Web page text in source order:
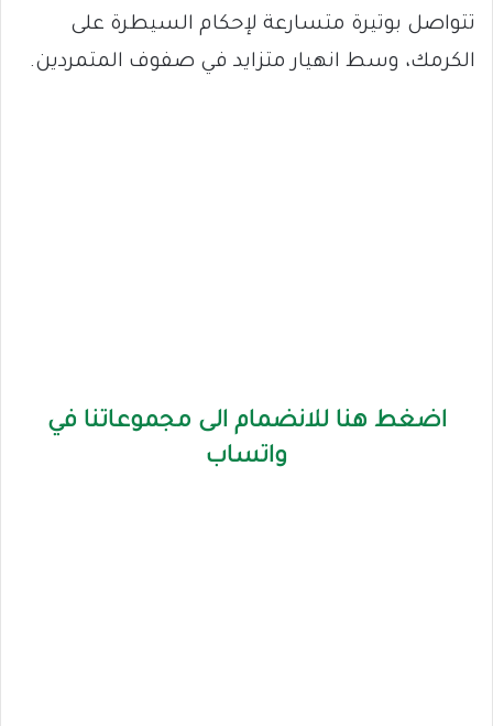
تتواصل بوتيرة متسارعة لإحكام السيطرة على
الكرمك، وسط انهيار متزايد في صفوف المتمردين.
اضغط هنا للانضمام الى مجموعاتنا في
واتساب